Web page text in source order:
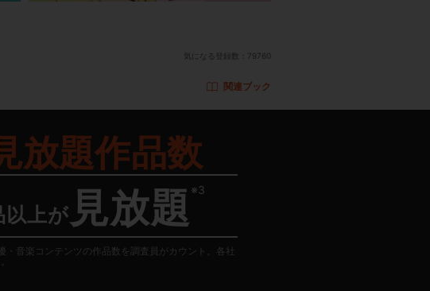
気になる登録数： 79760
関連ブック
放題作品数
以上が 見放題 ※3
音楽コンテンツの作品数を調査員がカウント。各社